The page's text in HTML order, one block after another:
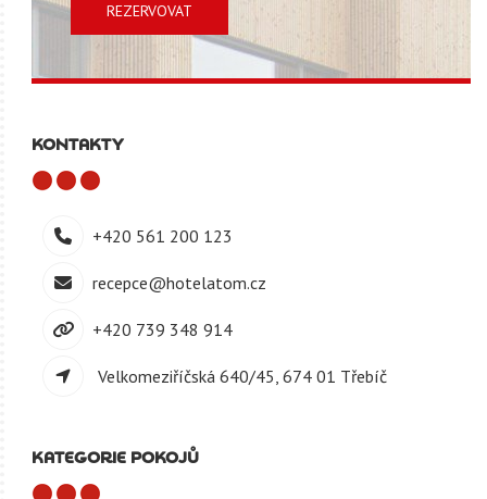
REZERVOVAT
KONTAKTY
+420 561 200 123
recepce@hotelatom.cz
+420 739 348 914
Velkomeziříčská 640/45, 674 01 Třebíč
KATEGORIE POKOJŮ